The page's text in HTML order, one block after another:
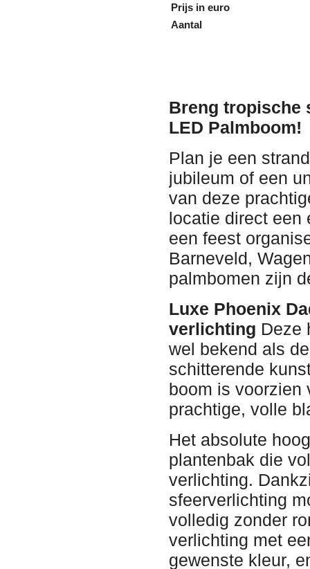
Prijs in euro
Aantal
Breng tropische
LED Palmboom!
Plan je een
jubileum of een
van deze
locatie direct een
een feest
Barneveld,
palmbomen zijn
Luxe Phoenix
verlichting Deze
wel bekend als
schitterende
boom is voorzien
prachtige, volle
Het absolute
plantenbak die
verlichting.
sfeerverlichting
volledig zonder
verlichting met
gewenste kleur,